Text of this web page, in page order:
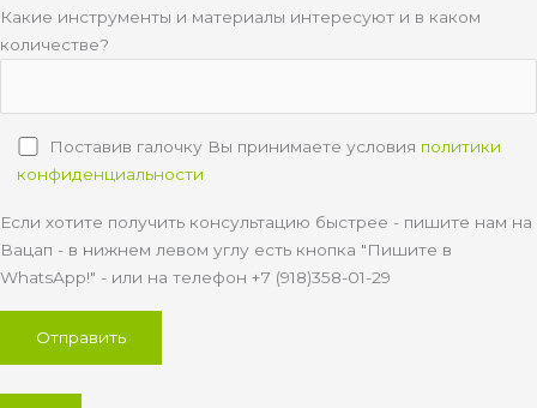
Какие инструменты и материалы интересуют и в каком
количестве?
Поставив галочку Вы принимаете условия политики
конфиденциальности
Если хотите получить консультацию быстрее - пишите нам на
Вацап - в нижнем левом углу есть кнопка "Пишите в
WhatsApp!" - или на телефон +7 (918)358-01-29